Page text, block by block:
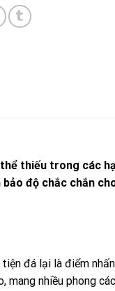
thiếu trong các
độ chắc chắn
đá lại là điểm
nhiều phong